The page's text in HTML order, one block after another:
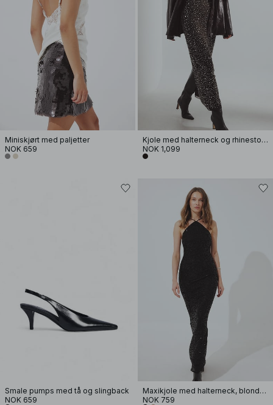
Miniskjørt med paljetter
NOK 659
Kjole med halterneck og rhinestones
NOK 1,099
Smale pumps med tå og slingback
NOK 659
Maxikjole med halterneck, blonder og paljetter
NOK 759